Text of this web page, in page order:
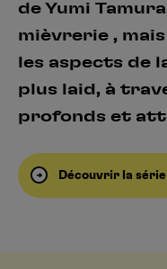
de Yumi
mièvrerie ,
les aspects de
plus laid, à
profonds et
Découvrir la série